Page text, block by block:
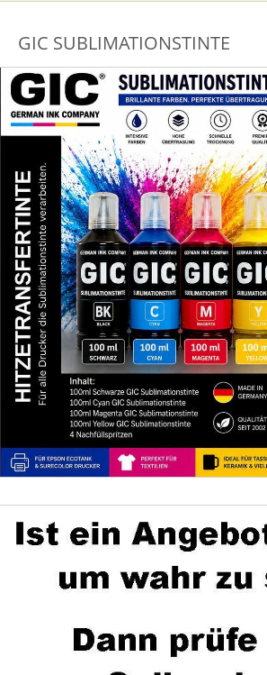
GIC SUBLIMATIONSTINTE